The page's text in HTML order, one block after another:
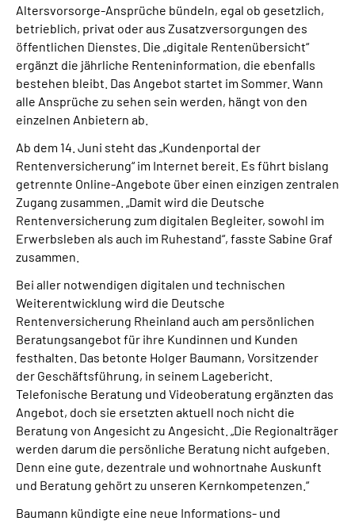
Mein Kundenportal
Altersvorsorge-Ansprüche bündeln, egal ob gesetzlich,
betrieblich, privat oder aus Zusatzversorgungen des
öffentlichen Dienstes. Die „digitale Rentenübersicht“
ergänzt die jährliche Renteninformation, die ebenfalls
bestehen bleibt. Das Angebot startet im Sommer. Wann
alle Ansprüche zu sehen sein werden, hängt von den
einzelnen Anbietern ab.
Ab dem 14. Juni steht das „Kundenportal der
Rentenversicherung“ im Internet bereit. Es führt bislang
getrennte Online-Angebote über einen einzigen zentralen
Zugang zusammen. „Damit wird die Deutsche
Rentenversicherung zum digitalen Begleiter, sowohl im
Erwerbsleben als auch im Ruhestand“, fasste Sabine Graf
zusammen.
Bei aller notwendigen digitalen und technischen
Weiterentwicklung wird die Deutsche
Rentenversicherung Rheinland auch am persönlichen
Beratungsangebot für ihre Kundinnen und Kunden
festhalten. Das betonte Holger Baumann, Vorsitzender
der Geschäftsführung, in seinem Lagebericht.
Telefonische Beratung und Videoberatung ergänzten das
Angebot, doch sie ersetzten aktuell noch nicht die
Beratung von Angesicht zu Angesicht. „Die Regionalträger
werden darum die persönliche Beratung nicht aufgeben.
Denn eine gute, dezentrale und wohnortnahe Auskunft
und Beratung gehört zu unseren Kernkompetenzen.“
Baumann kündigte eine neue Informations- und